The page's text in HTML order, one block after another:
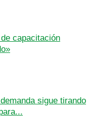
capacitación
sigue tirando